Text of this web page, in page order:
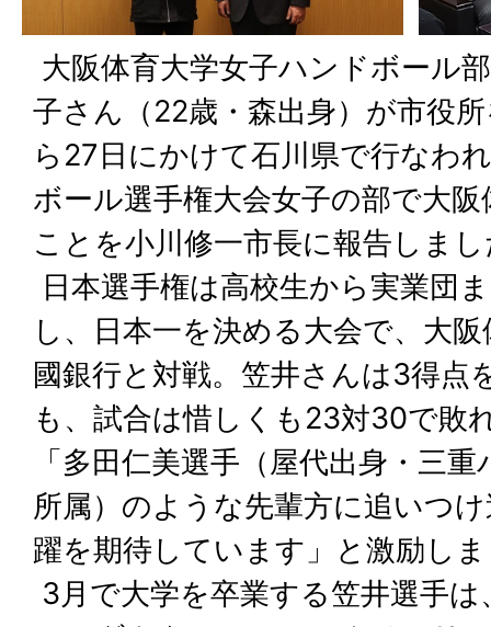
大阪体育大学女子ハンドボール
子さん（22歳・森出身）が市役
ら27日にかけて石川県で行なわ
ボール選手権大会女子の部で大
ことを小川修一市長に報告しま
日本選手権は高校生から実業団
し、日本一を決める大会で、大
國銀行と対戦。笠井さんは3得点
も、試合は惜しくも23対30で敗
「多田仁美選手（屋代出身・三
所属）のような先輩方に追いつ
躍を期待しています」と激励し
3月で大学を卒業する笠井選手